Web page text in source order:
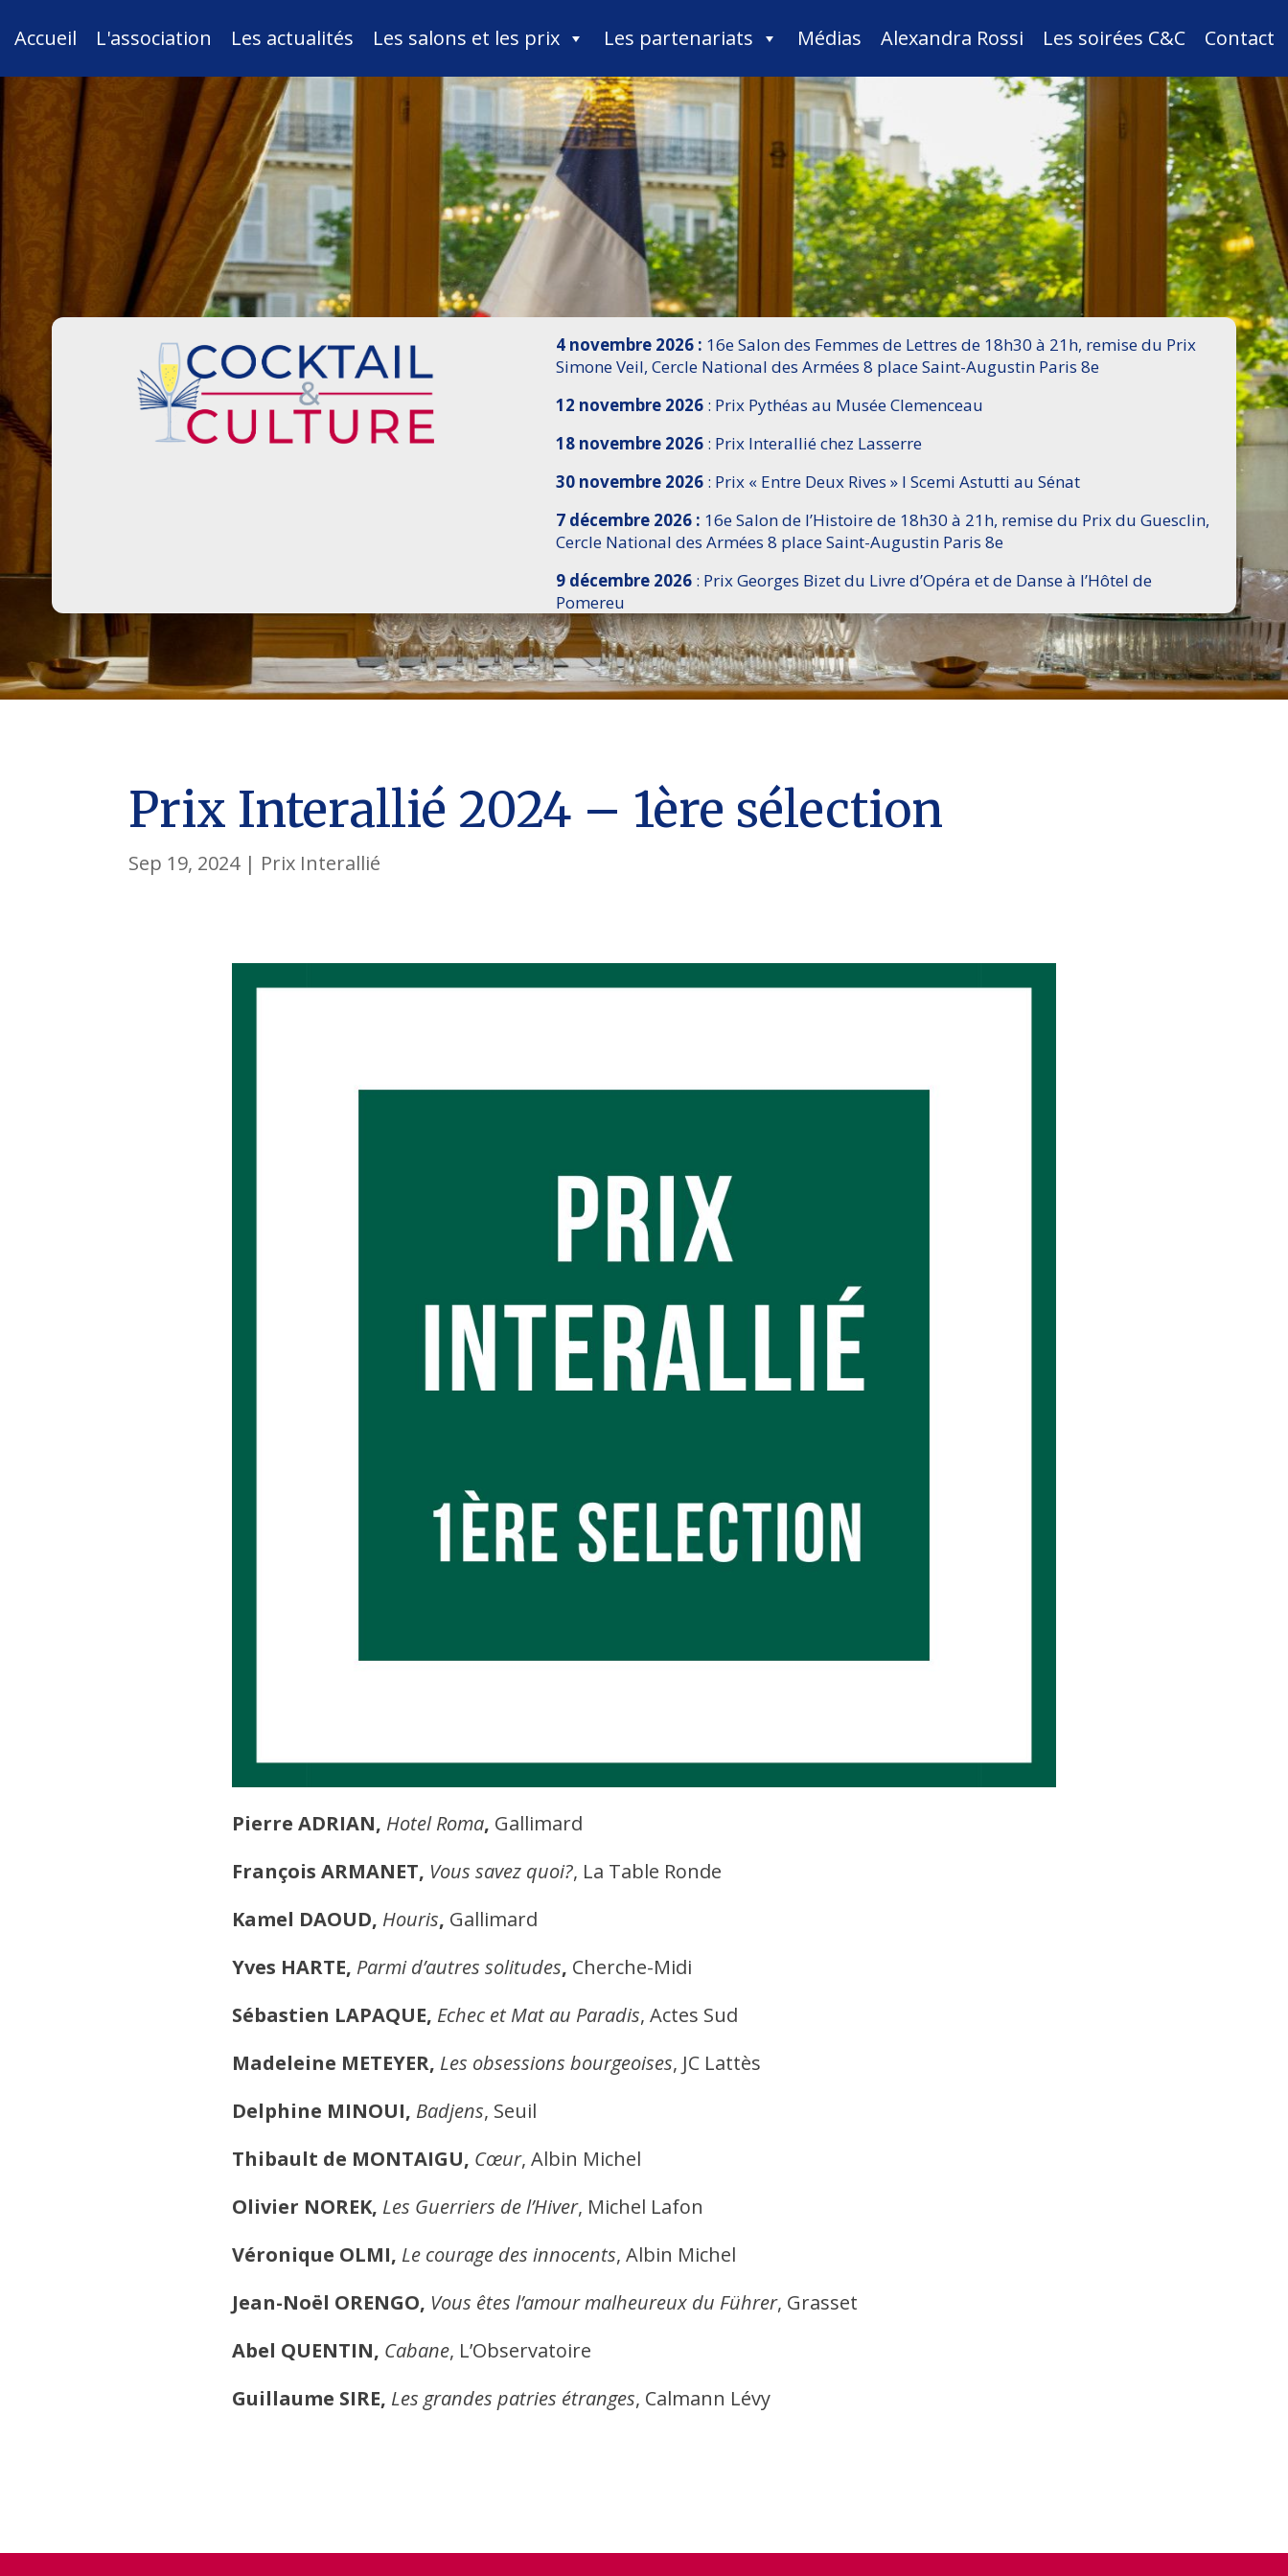
Accueil L'association Les actualités Les salons et les prix Les partenariats Médias Alexandra Rossi Les soirées C&C Contact
4 novembre 2026 : 16e Salon des Femmes de Lettres de 18h30 à 21h, remise du Prix
Simone Veil, Cercle National des Armées 8 place Saint-Augustin Paris 8e
12 novembre 2026: Prix Pythéas au Musée Clemenceau
18 novembre 2026: Prix Interallié chez Lasserre
30 novembre 2026: Prix « Entre Deux Rives » I Scemi Astutti au Sénat
7 décembre 2026 : 16e Salon de l’Histoire de 18h30 à 21h, remise du Prix du Guesclin,
Cercle National des Armées 8 place Saint-Augustin Paris 8e
9 décembre 2026: Prix Georges Bizet du Livre d’Opéra et de Danse à l’Hôtel de
Pomereu
Prix Interallié 2024 – 1ère sélection
Sep 19, 2024| Prix Interallié
Pierre ADRIAN, Hotel Roma, Gallimard
François ARMANET, Vous savez quoi?, La Table Ronde
Kamel DAOUD, Houris, Gallimard
Yves HARTE, Parmi d’autres solitudes, Cherche-Midi
Sébastien LAPAQUE, Echec et Mat au Paradis, Actes Sud
Madeleine METEYER, Les obsessions bourgeoises, JC Lattès
Delphine MINOUI, Badjens, Seuil
Thibault de MONTAIGU, Cœur, Albin Michel
Olivier NOREK, Les Guerriers de l’Hiver, Michel Lafon
Véronique OLMI, Le courage des innocents, Albin Michel
Jean-Noël ORENGO, Vous êtes l’amour malheureux du Führer, Grasset
Abel QUENTIN, Cabane, L’Observatoire
Guillaume SIRE, Les grandes patries étranges, Calmann Lévy